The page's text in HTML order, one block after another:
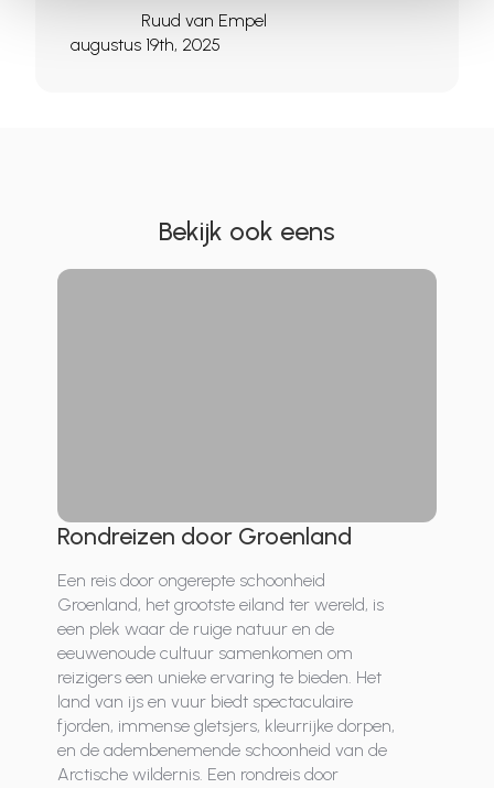
Ruud van Empel
augustus 19th, 2025
Bekijk ook eens
Rondreizen door Groenland
Een reis door ongerepte schoonheid
Groenland, het grootste eiland ter wereld, is
een plek waar de ruige natuur en de
eeuwenoude cultuur samenkomen om
reizigers een unieke ervaring te bieden. Het
land van ijs en vuur biedt spectaculaire
fjorden, immense gletsjers, kleurrijke dorpen,
en de adembenemende schoonheid van de
Arctische wildernis. Een rondreis door